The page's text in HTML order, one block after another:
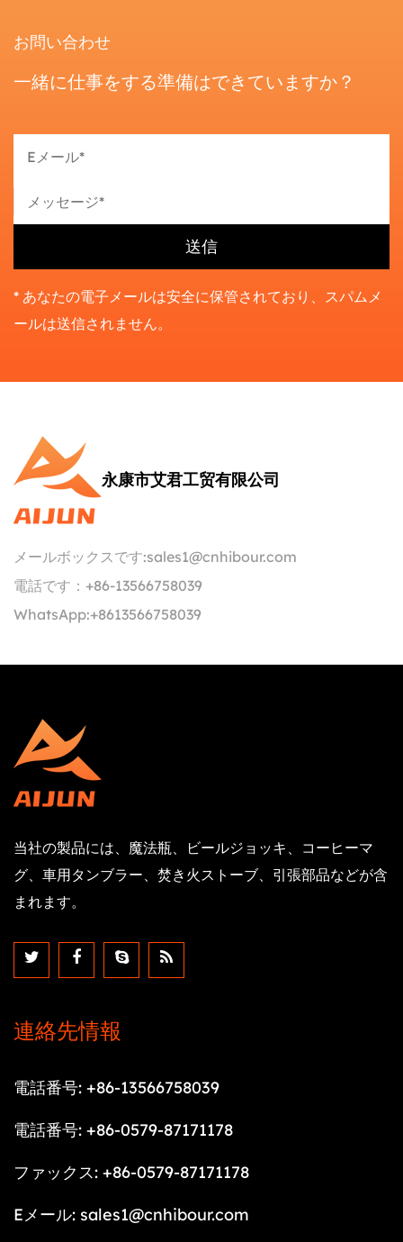
お問い合わせ
一緒に仕事をする準備はできていますか？
* あなたの電子メールは安全に保管されており、スパムメ
ールは送信されません。
永康市艾君工贸有限公司
メールボックスです:sales1@cnhibour.com
電話です： +86-13566758039
WhatsApp:+8613566758039
当社の製品には、魔法瓶、ビールジョッキ、コーヒーマ
グ、車用タンブラー、焚き火ストーブ、引張部品などが含
まれます。
連絡先情報
電話番号: +86-13566758039
電話番号: +86-0579-87171178
ファックス: +86-0579-87171178
Eメール: sales1@cnhibour.com